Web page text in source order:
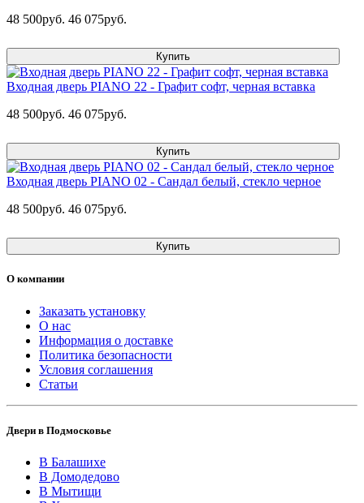
48 500руб. 46 075руб.
Купить
Входная дверь PIANO 22 - Графит софт, черная вставка
48 500руб. 46 075руб.
Купить
Входная дверь PIANO 02 - Сандал белый, стекло черное
48 500руб. 46 075руб.
Купить
О компании
Заказать установку
О нас
Информация о доставке
Политика безопасности
Условия соглашения
Статьи
Двери в Подмосковье
В Балашихе
В Домодедово
В Мытищи